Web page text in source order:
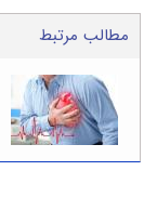
مطالب مرتبط